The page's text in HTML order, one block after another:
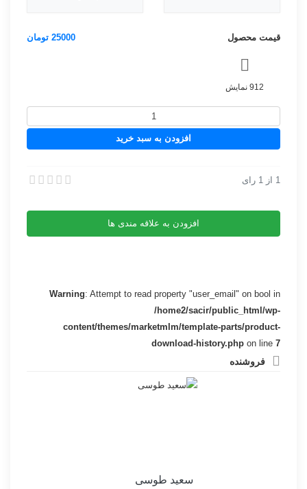
قیمت محصول 25000 تومان
912 نمایش
ربات
تبدیل
به
مورس
افزودن به سبد خرید
سورس ربات تبدیل متن به کد مورس
1 از 1 رای
افزودن به علاقه مندی ها
Warning: Attempt to read property "user_email" on bool in
/home2/sacir/public_html/wp-
content/themes/marketmlm/template-parts/product-
download-history.php on line 7
فروشنده
سعید طوسی